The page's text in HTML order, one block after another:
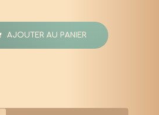
AJOUTER AU PANIER